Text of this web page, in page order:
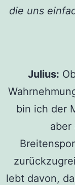
die uns
Julius:
bin ich der
aber
lebt davon,